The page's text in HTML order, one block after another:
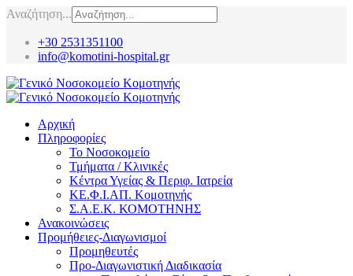
Αναζήτηση...
+30 2531351100
info@komotini-hospital.gr
Αρχική
Πληροφορίες
Το Νοσοκομείο
Τμήματα / Κλινικές
Κέντρα Υγείας & Περιφ. Ιατρεία
ΚΕ.Φ.Ι.ΑΠ. Κομοτηνής
Σ.Α.Ε.Κ. ΚΟΜΟΤΗΝΗΣ
Ανακοινώσεις
Προμήθειες-Διαγωνισμοί
Προμηθευτές
Προ-Διαγωνιστική Διαδικασία